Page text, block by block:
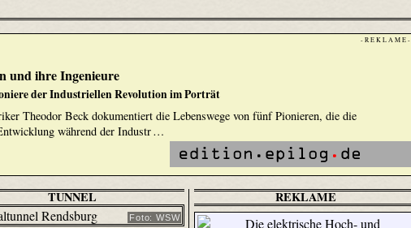
- R E K L A M E -
und ihre Ingenieure
der Industriellen Revolution im Porträt
Theodor Beck dokumentiert die Lebenswege von fünf Pionieren, die die
während der Industr …
TUNNEL
Foto: WSW
REKLAME